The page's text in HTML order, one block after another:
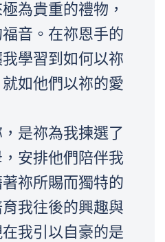
為貴重的禮物，
音。在祢恩手的
學習到如何以祢
如他們以祢的愛
是祢為我揀選了
安排他們陪伴我
祢所賜而獨特的
我往後的興趣與
我引以自豪的是